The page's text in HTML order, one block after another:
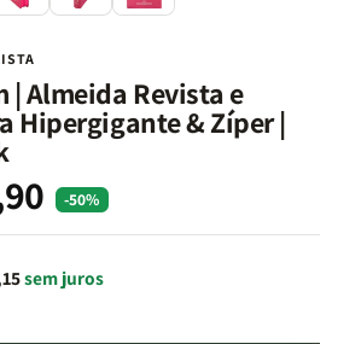
Almeida Revista e
Hipergigante & Zíper |
-50%
sem juros